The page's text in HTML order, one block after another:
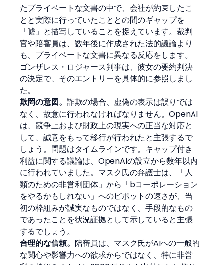
たプライベートな文書の中で、会社が約束したこ
とと実際に行っていたこととの間のギャップを
「嘘」と描写していることを捉えています。裁判
官や陪審員は、数年後に作成された法的議論より
も、プライベートな文書に異なる反応をします。
ゴンザレス・ロジャース判事は、彼女の要約判決
の決定で、そのエントリーを具体的に参照しまし
た。
欺罔の意図。詐欺の場合、虚偽の表示は誤りでは
なく、故意に行われなければなりません。OpenAI
は、競争上および財政上の現実への正当な対応と
して、誠意をもって移行が行われたと主張するで
しょう。問題はタイムラインです。キャップ付き
利益に関する議論は、OpenAIの設立から数年以内
に行われていました。マスク氏の弁護士は、「人
類のための非営利団体」から「bコーポレーション
をやるかもしれない」へのピボットの速さが、当
初の枠組みが誠実なものではなく、手段的なもの
であったことを状況証拠として示していると主張
するでしょう。
合理的な信頼。 陪審員は、マスク氏がAIへの一般的
な関心や影響力への欲求からではなく、特に非営